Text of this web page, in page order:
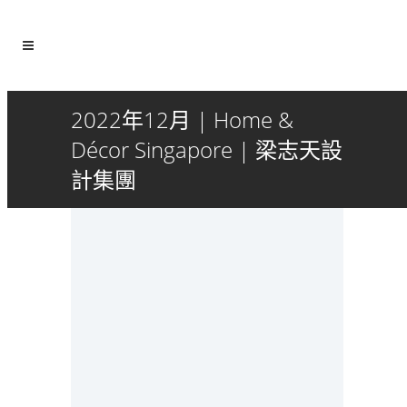
2022年12月 | Home &
Décor Singapore | 梁志天設
計集團